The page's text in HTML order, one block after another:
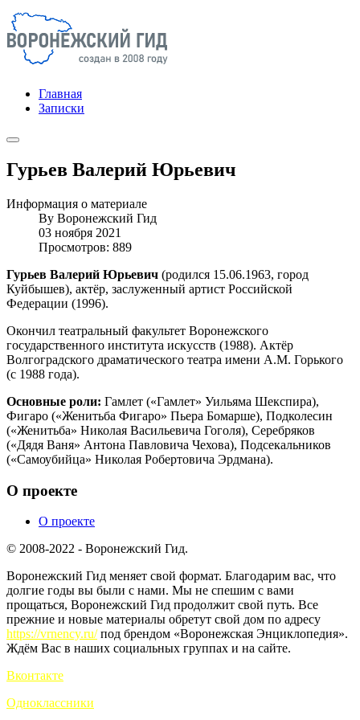
Главная
Записки
Гурьев Валерий Юрьевич
Информация о материале
By Воронежский Гид
03 ноября 2021
Просмотров: 889
Гурьев Валерий Юрьевич (родился 15.06.1963, город
Куйбышев), актёр, заслуженный артист Российской
Федерации (1996).
Окончил театральный факультет Воронежского
государственного института искусств (1988). Актёр
Волгоградского драматического театра имени А.М. Горького
(с 1988 года).
Основные роли: Гамлет («Гамлет» Уильяма Шекспира),
Фигаро («Женитьба Фигаро» Пьера Бомарше), Подколесин
(«Женитьба» Николая Васильевича Гоголя), Серебряков
(«Дядя Ваня» Антона Павловича Чехова), Подсекальников
(«Самоубийца» Николая Робертовича Эрдмана).
О проекте
О проекте
© 2008-2022 - Воронежский Гид.
Воронежский Гид меняет свой формат. Благодарим вас, что
долгие годы вы были с нами. Мы не спешим с вами
прощаться, Воронежский Гид продолжит свой путь. Все
прежние и новые материалы обретут свой дом по адресу
https://vrnency.ru/под брендом «Воронежская Энциклопедия».
Ждём Вас в наших социальных группах и на сайте.
Вконтакте
Одноклассники